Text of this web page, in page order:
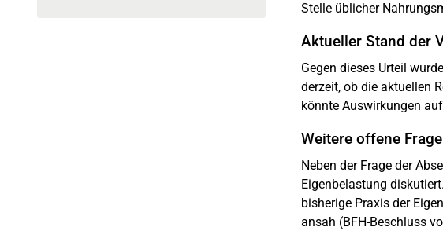
Stelle üblicher
Aktueller Stand der
Gegen dieses Urteil
derzeit, ob die aktuellen
könnte Auswirkungen
Weitere offene
Neben der Frage der
Eigenbelastung
bisherige Praxis der
ansah (BFH-Beschluss